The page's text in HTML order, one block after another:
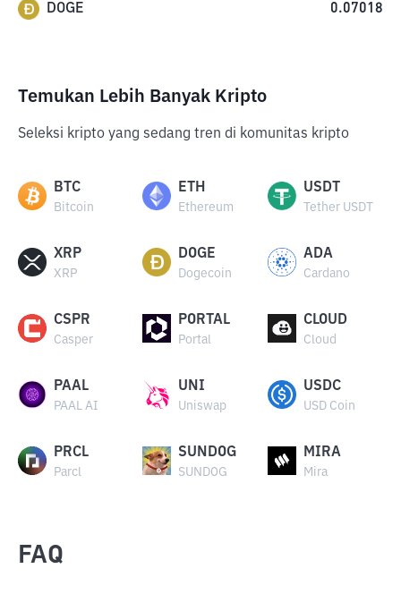
DOGE 0.07018
Temukan Lebih Banyak Kripto
Seleksi kripto yang sedang tren di komunitas kripto
BTC
Bitcoin
ETH
Ethereum
USDT
Tether USDT
XRP
XRP
DOGE
Dogecoin
ADA
Cardano
CSPR
Casper
PORTAL
Portal
CLOUD
Cloud
PAAL
PAAL AI
UNI
Uniswap
USDC
USD Coin
PRCL
Parcl
SUNDOG
SUNDOG
MIRA
Mira
FAQ